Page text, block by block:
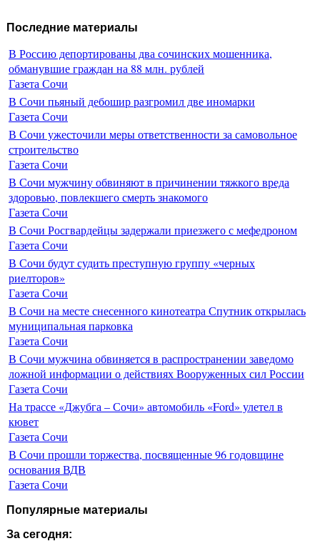
Последние материалы
В Россию депортированы два сочинских мошенника,
обманувшие граждан на 88 млн. рублей
Газета Сочи
В Сочи пьяный дебошир разгромил две иномарки
Газета Сочи
В Сочи ужесточили меры ответственности за самовольное
строительство
Газета Сочи
В Сочи мужчину обвиняют в причинении тяжкого вреда
здоровью, повлекшего смерть знакомого
Газета Сочи
В Сочи Росгвардейцы задержали приезжего с мефедроном
Газета Сочи
В Сочи будут судить преступную группу «черных
риелторов»
Газета Сочи
В Сочи на месте снесенного кинотеатра Спутник открылась
муниципальная парковка
Газета Сочи
В Сочи мужчина обвиняется в распространении заведомо
ложной информации о действиях Вооруженных сил России
Газета Сочи
На трассе «Джубга – Сочи» автомобиль «Ford» улетел в
кювет
Газета Сочи
В Сочи прошли торжества, посвященные 96 годовщине
основания ВДВ
Газета Сочи
Популярные материалы
За сегодня: